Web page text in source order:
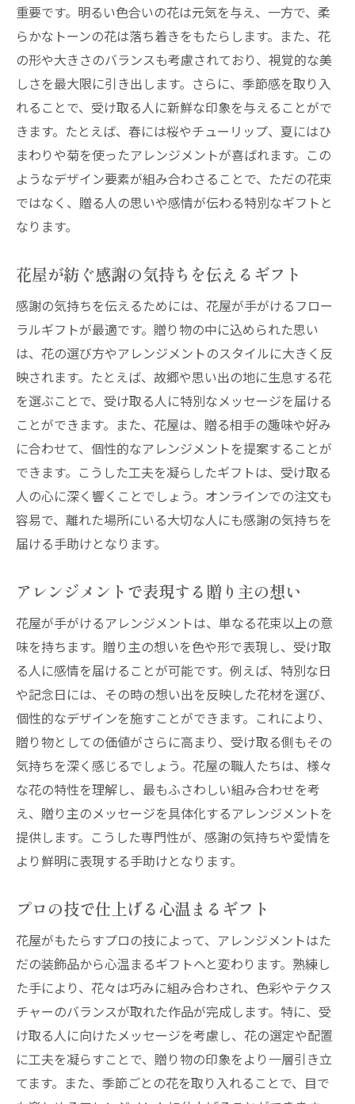
重要です。明るい色合いの花は元気を与え、一方で、柔
らかなトーンの花は落ち着きをもたらします。また、花
の形や大きさのバランスも考慮されており、視覚的な美
しさを最大限に引き出します。さらに、季節感を取り入
れることで、受け取る人に新鮮な印象を与えることがで
きます。たとえば、春には桜やチューリップ、夏にはひ
まわりや菊を使ったアレンジメントが喜ばれます。この
ようなデザイン要素が組み合わさることで、ただの花束
ではなく、贈る人の思いや感情が伝わる特別なギフトと
なります。
花屋が紡ぐ感謝の気持ちを伝えるギフト
感謝の気持ちを伝えるためには、花屋が手がけるフロー
ラルギフトが最適です。贈り物の中に込められた思い
は、花の選び方やアレンジメントのスタイルに大きく反
映されます。たとえば、故郷や思い出の地に生息する花
を選ぶことで、受け取る人に特別なメッセージを届ける
ことができます。また、花屋は、贈る相手の趣味や好み
に合わせて、個性的なアレンジメントを提案することが
できます。こうした工夫を凝らしたギフトは、受け取る
人の心に深く響くことでしょう。オンラインでの注文も
容易で、離れた場所にいる大切な人にも感謝の気持ちを
届ける手助けとなります。
アレンジメントで表現する贈り主の想い
花屋が手がけるアレンジメントは、単なる花束以上の意
味を持ちます。贈り主の想いを色や形で表現し、受け取
る人に感情を届けることが可能です。例えば、特別な日
や記念日には、その時の想い出を反映した花材を選び、
個性的なデザインを施すことができます。これにより、
贈り物としての価値がさらに高まり、受け取る側もその
気持ちを深く感じるでしょう。花屋の職人たちは、様々
な花の特性を理解し、最もふさわしい組み合わせを考
え、贈り主のメッセージを具体化するアレンジメントを
提供します。こうした専門性が、感謝の気持ちや愛情を
より鮮明に表現する手助けとなります。
プロの技で仕上げる心温まるギフト
花屋がもたらすプロの技によって、アレンジメントはた
だの装飾品から心温まるギフトへと変わります。熟練し
た手により、花々は巧みに組み合わされ、色彩やテクス
チャーのバランスが取れた作品が完成します。特に、受
け取る人に向けたメッセージを考慮し、花の選定や配置
に工夫を凝らすことで、贈り物の印象をより一層引き立
てます。また、季節ごとの花を取り入れることで、目で